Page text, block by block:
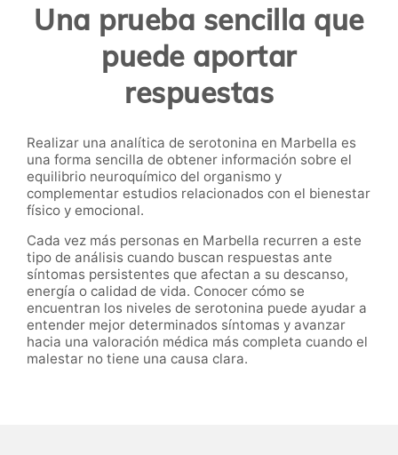
Una prueba sencilla que
puede aportar
respuestas
Realizar una analítica de serotonina en Marbella es
una forma sencilla de obtener información sobre el
equilibrio neuroquímico del organismo y
complementar estudios relacionados con el bienestar
físico y emocional.
Cada vez más personas en Marbella recurren a este
tipo de análisis cuando buscan respuestas ante
síntomas persistentes que afectan a su descanso,
energía o calidad de vida. Conocer cómo se
encuentran los niveles de serotonina puede ayudar a
entender mejor determinados síntomas y avanzar
hacia una valoración médica más completa cuando el
malestar no tiene una causa clara.